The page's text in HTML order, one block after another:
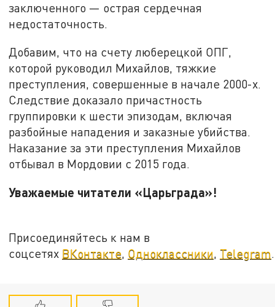
заключенного — острая сердечная
недостаточность.
Добавим, что на счету люберецкой ОПГ,
которой руководил Михайлов, тяжкие
преступления, совершенные в начале 2000-х.
Следствие доказало причастность
группировки к шести эпизодам, включая
разбойные нападения и заказные убийства.
Наказание за эти преступления Михайлов
отбывал в Мордовии с 2015 года.
Уважаемые читатели «Царьграда»!
Присоединяйтесь к нам в
соцсетях ВКонтакте Одноклассники Telegram